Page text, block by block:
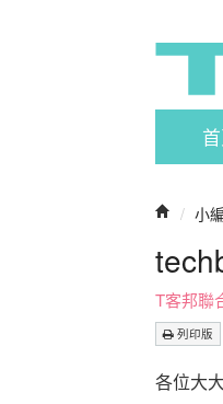
/ 小
T客邦聯
列印版
各位大